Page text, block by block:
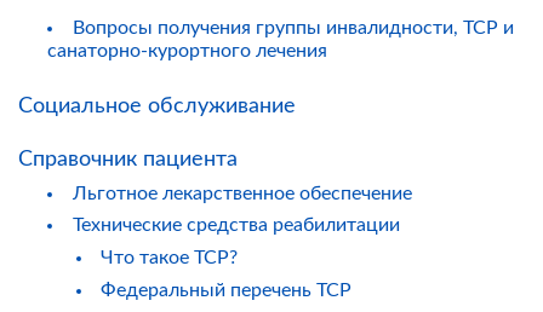
Вопросы получения группы инвалидности, ТСР и
санаторно-курортного лечения
Социальное обслуживание
Справочник пациента
Льготное лекарственное обеспечение
Технические средства реабилитации
Что такое ТСР?
Федеральный перечень ТСР